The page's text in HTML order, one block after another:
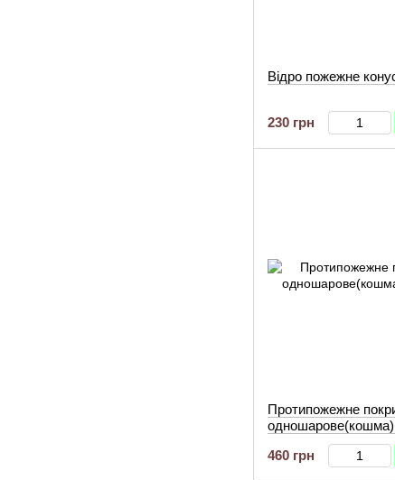
Відро пожежне
230 грн
Протипожежне
460 грн